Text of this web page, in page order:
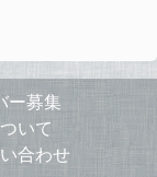
ー募集
いて
合わせ